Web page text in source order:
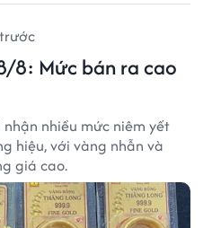
8: Mức bán ra cao
nhiều mức niêm yết
hiệu, với vàng nhẫn và
giá cao.